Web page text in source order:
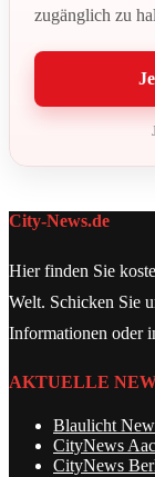
zugänglich zu
City-News.de
Hier finden Sie
Welt. Schicken Sie
Informationen oder
AKTUELLE
Blaulicht
CityNews
CityNews